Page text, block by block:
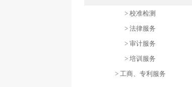
> 校准检测
> 法律服务
> 审计服务
> 培训服务
> 工商、专利服务